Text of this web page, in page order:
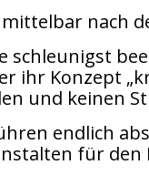
nach
schleunigst
ihr Konzept
und keinen
endlich
für